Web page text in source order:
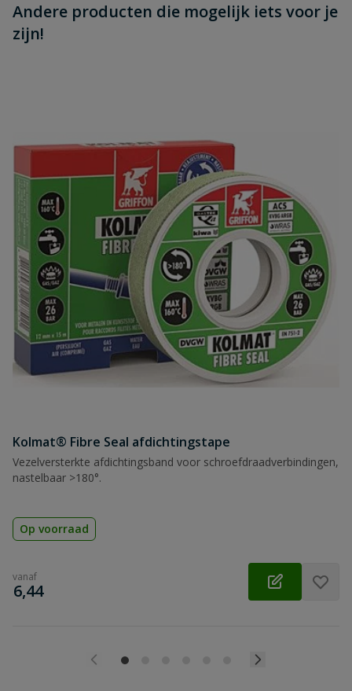
Andere producten die mogelijk iets voor je
zijn!
Kolmat® Fibre Seal afdichtingstape
Vezelversterkte afdichtingsband voor schroefdraadverbindingen,
nastelbaar >180°.
Op voorraad
vanaf
€
6,44